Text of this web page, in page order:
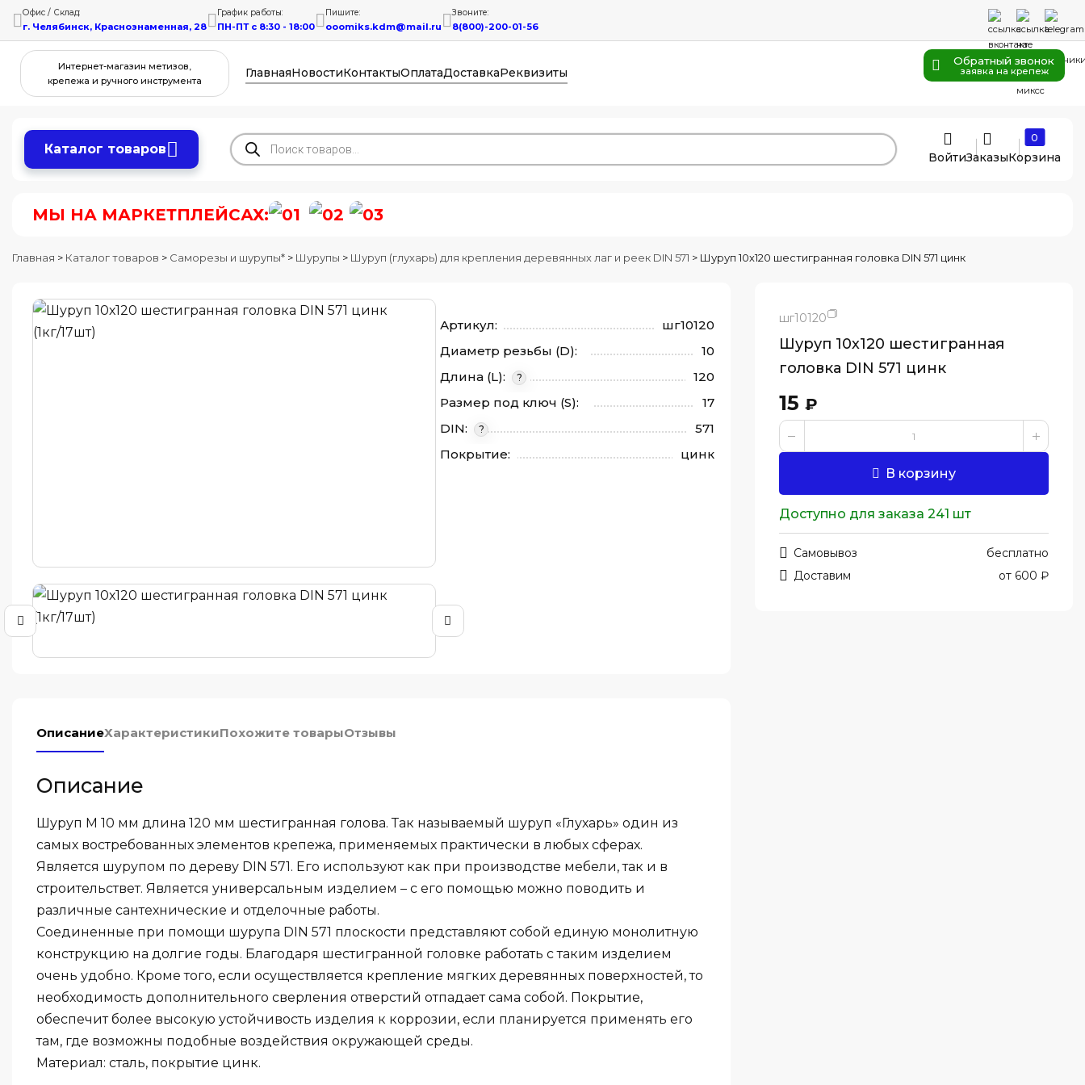
Офис / Склад:
г. Челябинск, Краснознаменная, 28
График работы:
ПН-ПТ с 8:30 - 18:00
Пишите:
ooomiks.kdm@mail.ru
Звоните:
8(800)-200-01-56
Интернет-магазин метизов,
крепежа и ручного инструмента
ГлавнаяНовостиКонтактыОплатаДоставкаРеквизиты
Обратный звонок
заявка на крепеж
Каталог товаров
Поиск
товаров
ВойтиЗаказы
0
Корзина
МЫ НА МАРКЕТПЛЕЙСАХ:
Главная > Каталог товаров > Саморезы и шурупы* > Шурупы > Шуруп (глухарь) для крепления деревянных лаг и реек DIN 571 > Шуруп 10х120 шестигранная головка DIN 571 цинк
Артикул:
шг10120
Диаметр резьбы (D):
10
Длина (L):
?
120
Размер под ключ (S):
17
DIN:
?
571
Покрытие:
цинк
шг10120
Шуруп 10х120 шестигранная
головка DIN 571 цинк
15 ₽
В корзину
Доступно для заказа 241 шт
Самовывоз
бесплатно
Доставим
от 600 ₽
ОписаниеХарактеристикиПохожите товарыОтзывы
Описание
Шуруп М 10 мм длина 120 мм шестигранная голова. Так называемый шуруп «Глухарь» один из
самых востребованных элементов крепежа, применяемых практически в любых сферах.
Является шурупом по дереву DIN 571. Его используют как при производстве мебели, так и в
строительствет. Является универсальным изделием – с его помощью можно поводить и
различные сантехнические и отделочные работы.
Соединенные при помощи шурупа DIN 571 плоскости представляют собой единую монолитную
конструкцию на долгие годы. Благодаря шестигранной головке работать с таким изделием
очень удобно. Кроме того, если осуществляется крепление мягких деревянных поверхностей, то
необходимость дополнительного сверления отверстий отпадает сама собой. Покрытие,
обеспечит более высокую устойчивость изделия к коррозии, если планируется применять его
там, где возможны подобные воздействия окружающей среды.
Материал: сталь, покрытие цинк.